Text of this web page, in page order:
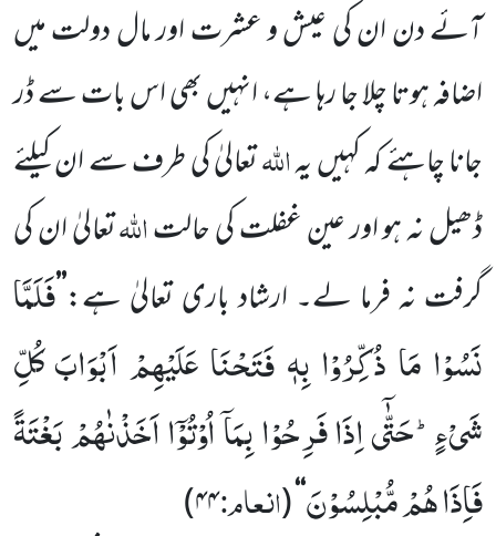
آئے دن ان کی عیش و عشرت اور مال دولت میں
اضافہ ہوتا چلا جا رہا ہے، انہیں بھی اس بات سے ڈر
جانا چاہئے کہ کہیں یہاللہتعالیٰ کی طرف سے ان کیلئے
ڈھیل نہ ہو اور عین غفلت کی حالتاللہتعالیٰ ان کی
گرفت نہ فرما لے۔ ارشاد باری تعالیٰ ہے:’’فَلَمَّا
نَسُوْا مَا ذُكِّرُوْا بِهٖ فَتَحْنَا عَلَیْهِمْ اَبْوَابَ كُلِّ
شَیْءٍؕ-حَتّٰۤى اِذَا فَرِحُوْا بِمَاۤ اُوْتُوْۤا اَخَذْنٰهُمْ بَغْتَةً
فَاِذَا هُمْ مُّبْلِسُوْنَ‘‘
(انعام:۴۴)